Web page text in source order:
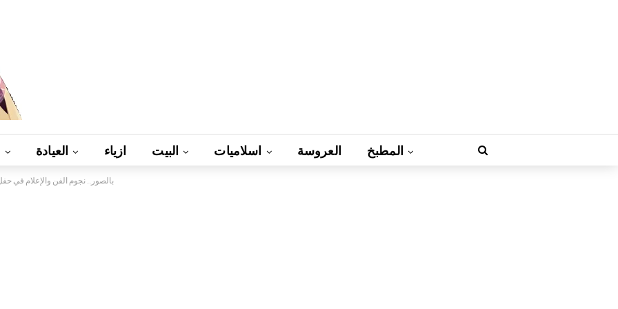
العيادة ازياء البيت اسلاميات العروسة المطبخ
بالصور.. نجوم الفن والإعلام في